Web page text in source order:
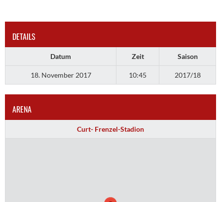
DETAILS
Datum Zeit Saison
18. November 2017 10:45 2017/18
ARENA
Curt- Frenzel-Stadion